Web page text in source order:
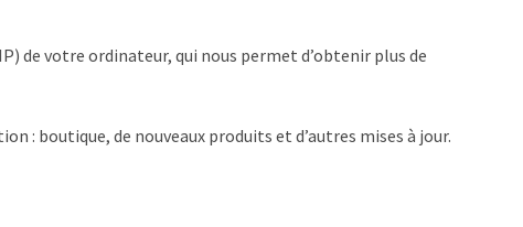
de votre ordinateur, qui nous permet d’obtenir plus de
: boutique, de nouveaux produits et d’autres mises à jour.